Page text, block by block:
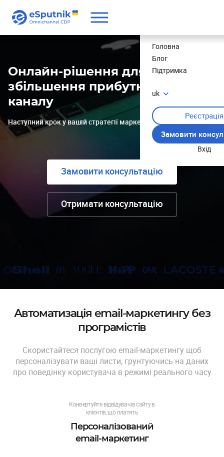
Головна
Блог
Підтримка
uk
Реєстрація
Замовити
Вхід
Онлайн-рішення для
збільшення прибутку від email-
каналу
Наступний крок у вашій стратегії маркетингу
Замовити консультацію
Отримати консультацію
Автоматизація email-маркетингу без
програмістів
Скористайтеся послугою email-маркетингу щоб
персоналізувати ваші листи, грунтуючись на даних
про поведінку користувача в режимі реального часу
Конвертуйте відвідувачів сайту в
клієнтів, що платять
Персоналізований
email-маркетинг